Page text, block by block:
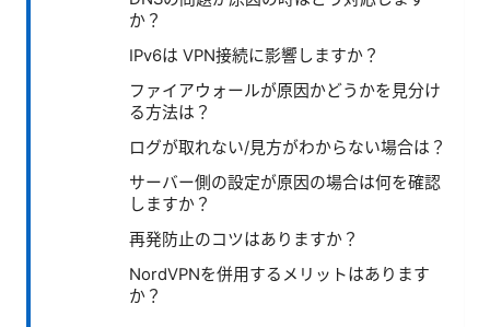
か？
IPv6は VPN接続に影響しますか？
ファイアウォールが原因かどうかを見分け
る方法は？
ログが取れない/見方がわからない場合は？
サーバー側の設定が原因の場合は何を確認
しますか？
再発防止のコツはありますか？
NordVPNを併用するメリットはあります
か？